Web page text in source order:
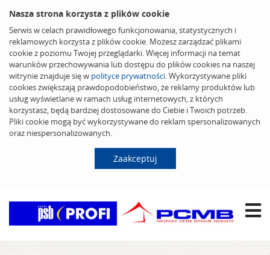
Nasza strona korzysta z plików cookie
Serwis w celach prawidłowego funkcjonowania, statystycznych i
reklamowych korzysta z plików cookie. Możesz zarządzać plikami
cookie z poziomu Twojej przeglądarki. Więcej informacji na temat
warunków przechowywania lub dostępu do plików cookies na naszej
witrynie znajduje się w polityce prywatności. Wykorzystywane pliki
cookies zwiększają prawdopodobieństwo, że reklamy produktów lub
usług wyświetlane w ramach usług internetowych, z których
korzystasz, będą bardziej dostosowane do Ciebie i Twoich potrzeb.
Pliki cookie mogą być wykorzystywane do reklam spersonalizowanych
oraz niespersonalizowanych.
Zaakceptuj